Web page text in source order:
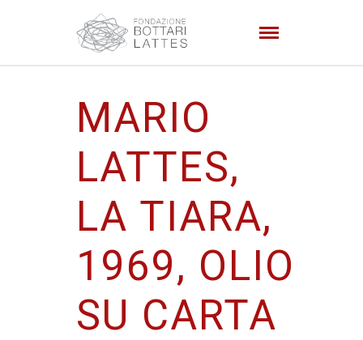
MARIO
LATTES,
LA TIARA,
1969, OLIO
SU CARTA